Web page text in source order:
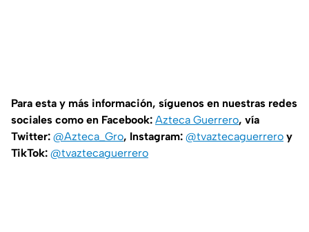
Para esta y más información, síguenos en nuestras redes
sociales como en Facebook: Azteca Guerrero, vía
Twitter: @Azteca_Gro, Instagram: @tvaztecaguerrero y
TikTok: @tvaztecaguerrero